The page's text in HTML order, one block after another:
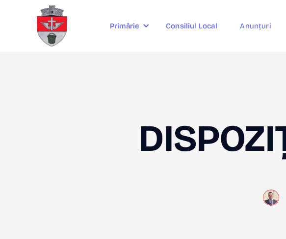
Primărie Consiliul Local Anunțuri